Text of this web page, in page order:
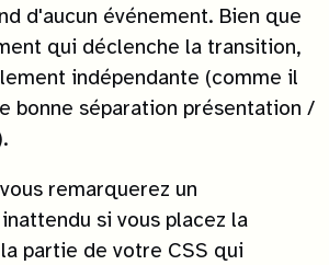
d'aucun événement. Bien que
qui déclenche la transition,
indépendante (comme il
bonne séparation présentation /
remarquerez un
si vous placez la
partie de votre CSS qui